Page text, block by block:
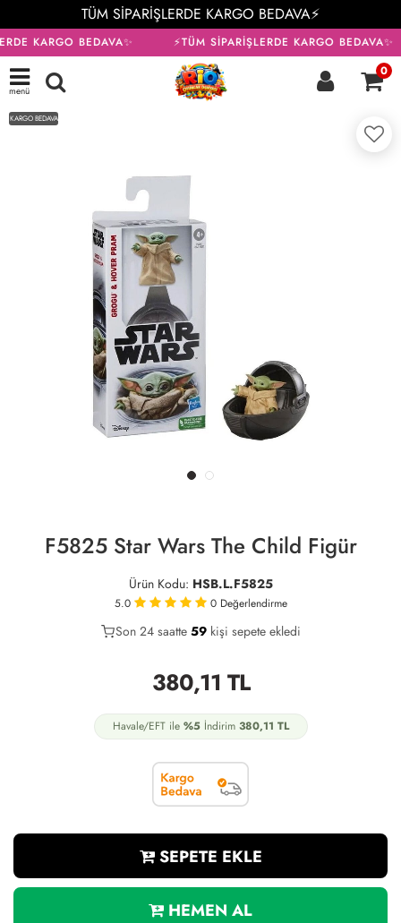
TÜM SİPARİŞLERDE KARGO BEDAVA⚡
KARGO BEDAVA✨ ⚡TÜM SİPARİŞLERDE KARGO BEDAVA✨
menü
0
KARGO BEDAVA
F5825 Star Wars The Child Figür
Ürün Kodu: HSB.L.F5825
5.0 0 Değerlendirme
32
Son 24 saatte 59kişi sepete ekledi
14
380,11 TL
Havale/EFT ile %5İndirim 380,11 TL
SEPETE EKLE
HEMEN AL